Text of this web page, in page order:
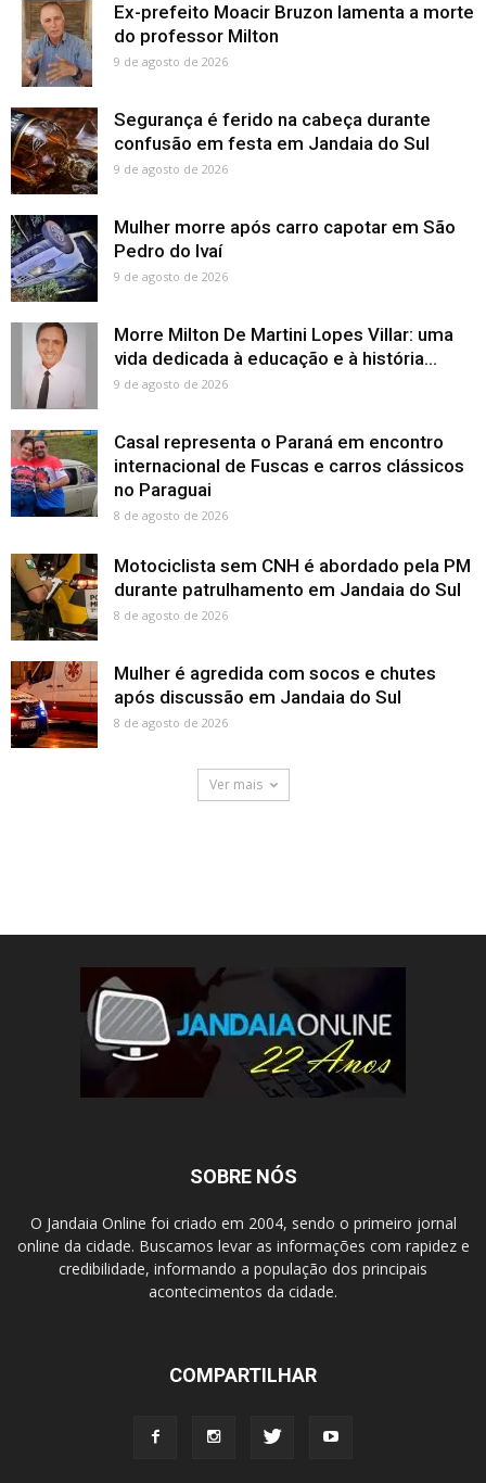
Ex-prefeito Moacir Bruzon lamenta a morte
do professor Milton
9 de agosto de 2026
Segurança é ferido na cabeça durante
confusão em festa em Jandaia do Sul
9 de agosto de 2026
Mulher morre após carro capotar em São
Pedro do Ivaí
9 de agosto de 2026
Morre Milton De Martini Lopes Villar: uma
vida dedicada à educação e à história...
9 de agosto de 2026
Casal representa o Paraná em encontro
internacional de Fuscas e carros clássicos
no Paraguai
8 de agosto de 2026
Motociclista sem CNH é abordado pela PM
durante patrulhamento em Jandaia do Sul
8 de agosto de 2026
Mulher é agredida com socos e chutes
após discussão em Jandaia do Sul
8 de agosto de 2026
Ver mais
SOBRE NÓS
O Jandaia Online foi criado em 2004, sendo o primeiro jornal
online da cidade. Buscamos levar as informações com rapidez e
credibilidade, informando a população dos principais
acontecimentos da cidade.
COMPARTILHAR